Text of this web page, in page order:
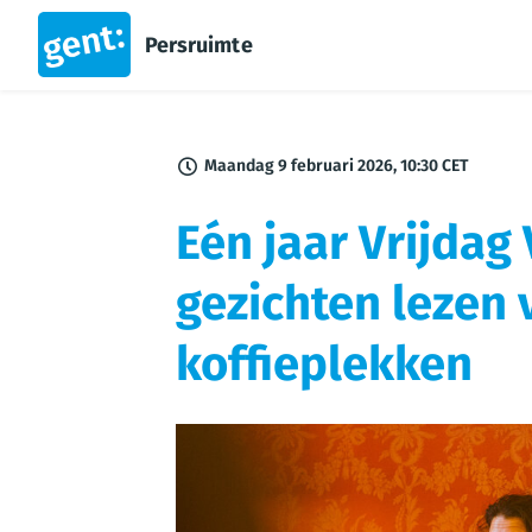
Persruimte
Maandag 9 februari 2026, 10:30 CET
Eén jaar
gezichten
koffieplekken